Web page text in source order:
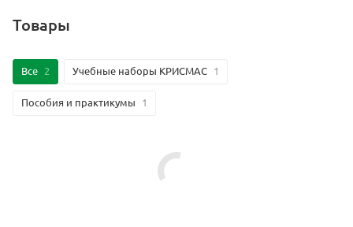
Товары
Все 2 Учебные наборы КРИСМАС 1
Пособия и практикумы 1